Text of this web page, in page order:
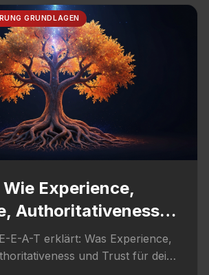
GRUNDLAGEN
Experience,
Authoritativeness,
E-A-T erklärt: Was Experience,
und Trust für dein